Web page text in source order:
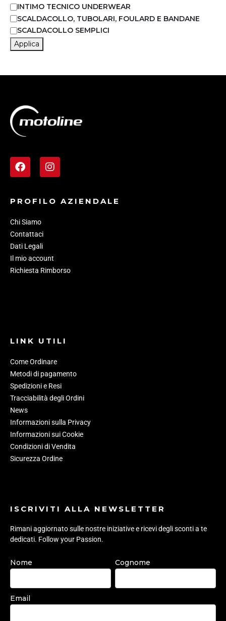
INTIMO TECNICO UNDERWEAR
SCALDACOLLO, TUBOLARI, FOULARD E BANDANE
SCALDACOLLO SEMPLICI
Applica
PROFILO AZIENDALE
Chi Siamo
Contattaci
Dati Legali
Il mio account
Richiesta Rimborso
LINK UTILI
Come Ordinare
Metodi di pagamento
Spedizioni e Resi
Tracciabilità degli Ordini
News
Informazioni sulla Privacy
Informazioni sui Cookie
Condizioni di Vendita
Sicurezza Ordine
ISCRIVITI ALLA NEWSLETTER
Rimani aggiornato sulle nostre iniziative e ricevi degli sconti a te
dedicati. Follow your Passion.
Nome Cognome
Email